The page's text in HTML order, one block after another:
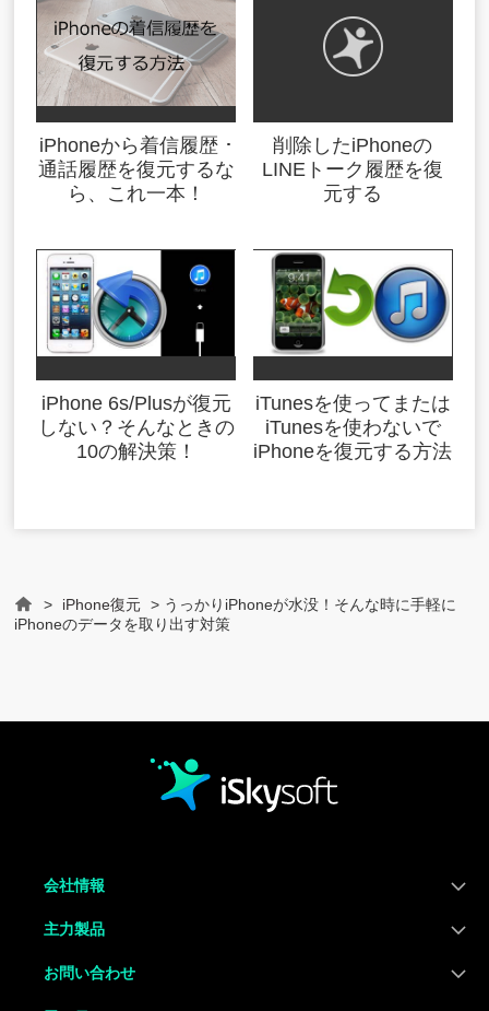
iPhoneから着信履歴 ･
通話履歴を復元するな
ら、これ一本！
削除したiPhoneの
LINEトーク履歴を復
元する
iPhone 6s/Plusが復元
しない？そんなときの
10の解決策！
iTunesを使ってまたは
iTunesを使わないで
iPhoneを復元する方法
Home
> iPhone復元 > うっかりiPhoneが水没！そんな時に手軽に
iPhoneのデータを取り出す対策
会社情報
主力製品
お問い合わせ